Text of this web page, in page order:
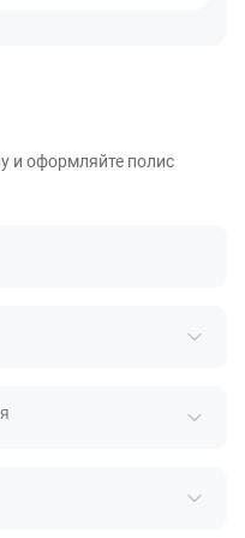
и оформляйте полис